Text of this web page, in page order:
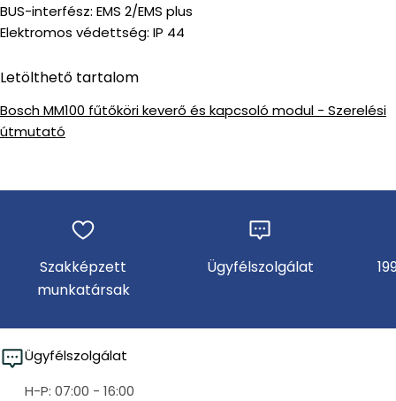
BUS-interfész: EMS 2/EMS plus
Elektromos védettség: IP 44
Letölthető tartalom
Bosch MM100 fűtőköri keverő és kapcsoló modul - Szerelési
útmutató
Szakképzett
munkatársak
Ügyfélszolgálat
Ügyfélszolgálat
H-P: 07:00 - 16:00